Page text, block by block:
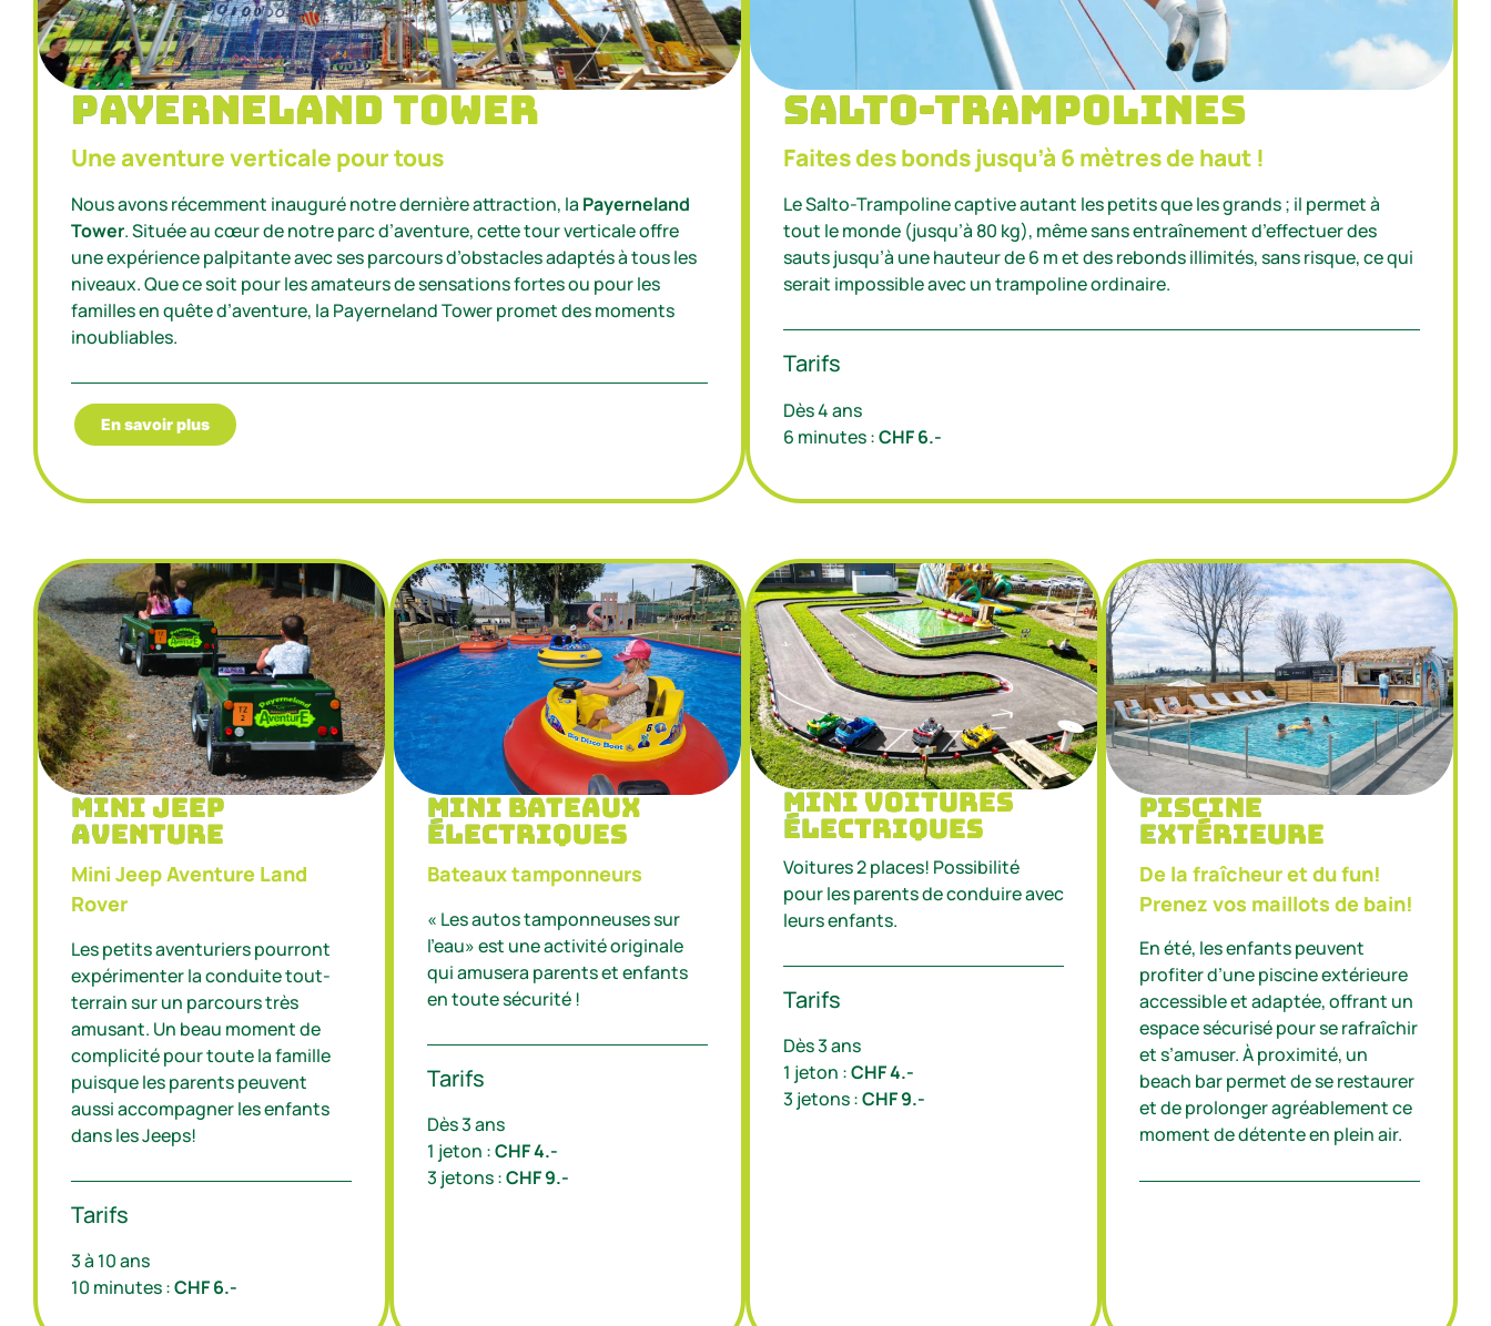
Payerneland Tower
Une aventure verticale pour tous
Nous avons récemment inauguré notre dernière attraction, la Payerneland
Tower. Située au cœur de notre parc d’aventure, cette tour verticale offre
une expérience palpitante avec ses parcours d’obstacles adaptés à tous les
niveaux. Que ce soit pour les amateurs de sensations fortes ou pour les
familles en quête d’aventure, la Payerneland Tower promet des moments
inoubliables.
En savoir plus
salto-trampolines
Faites des bonds jusqu’à 6 mètres de haut !
Le Salto-Trampoline captive autant les petits que les grands ; il permet à
tout le monde (jusqu’à 80 kg), même sans entraînement d’effectuer des
sauts jusqu’à une hauteur de 6 m et des rebonds illimités, sans risque, ce qui
serait impossible avec un trampoline ordinaire.
Tarifs
Dès 4 ans
6 minutes :CHF 6.-
Mini Jeep
Aventure
Mini Jeep Aventure Land
Rover
Les petits aventuriers pourront
expérimenter la conduite tout-
terrain sur un parcours très
amusant. Un beau moment de
complicité pour toute la famille
puisque les parents peuvent
aussi accompagner les enfants
dans les Jeeps!
Tarifs
3 à 10 ans
10 minutes :CHF 6.-
Mini bateaux
électriques
Bateaux tamponneurs
« Les autos tamponneuses sur
l’eau» est une activité originale
qui amusera parents et enfants
en toute sécurité !
Tarifs
Dès 3 ans
1 jeton :CHF 4.-
3 jetons :CHF 9.-
Mini voitures
électriques
Voitures 2 places! Possibilité
pour les parents de conduire avec
leurs enfants.
Tarifs
Dès 3 ans
1 jeton :CHF 4.-
3 jetons :CHF 9.-
Piscine
extérieure
De la fraîcheur et du fun!
Prenez vos maillots de bain!
En été, les enfants peuvent
profiter d’une piscine extérieure
accessible et adaptée, offrant un
espace sécurisé pour se rafraîchir
et s’amuser. À proximité, un
beach bar permet de se restaurer
et de prolonger agréablement ce
moment de détente en plein air.